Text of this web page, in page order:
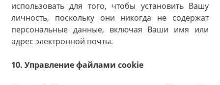
использовать для того, чтобы установить Вашу
личность, поскольку они никогда не содержат
персональные данные, включая Ваши имя или
адрес электронной почты.
10. Управление файлами cookie